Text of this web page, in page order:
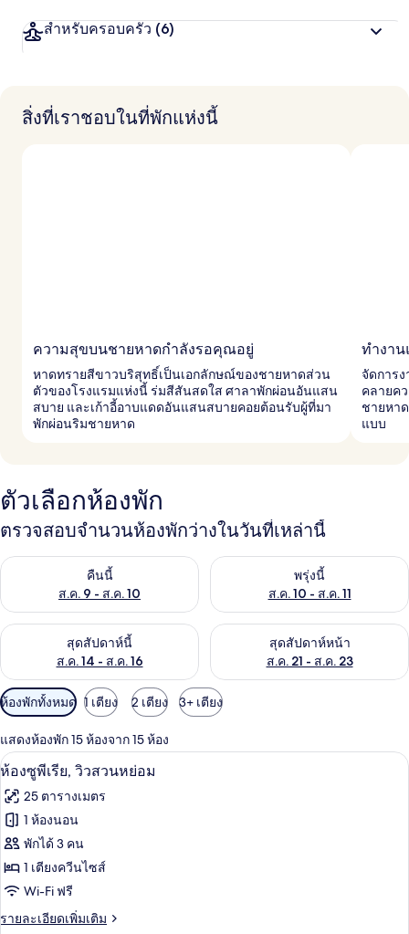
า
ง
สำหรับครอบครัว (6)
สิ่งที่เราชอบในที่พักแห่งนี้
ความสุขบนชายหาดกำลังรอคุณอยู่
หาดทรายสีขาวบริสุทธิ์เป็นเอกลักษณ์ของชายหาดส่วน
ตัวของโรงแรมแห่งนี้ ร่มสีสันสดใส ศาลาพักผ่อนอันแสน
สบาย และเก้าอี้อาบแดดอันแสนสบายคอยต้อนรับผู้ที่มา
พักผ่อนริมชายหาด
ทำงา
จัดการ
คลายค
ชายหา
แบบ
ตัวเลือกห้องพัก
ตรวจสอบจำนวนห้องพักว่างในวันที่เหล่านี้
คืนนี้
ส.ค. 9 - ส.ค. 10
ตรวจสอบจำนวนห้องพักว่างในคืนนี้ ส.ค. 9 - ส.ค. 10
พรุ่งนี้
ส.ค. 10 - ส.ค. 11
ตรวจสอบจำนวนห้องพักว่างใน
สุดสัปดาห์นี้
ส.ค. 14 - ส.ค. 16
ตรวจสอบจำนวนห้องพักว่างในสุดสัปดาห์นี้ ส.ค. 14 - ส.ค. 16
สุดสัปดาห์หน้า
ส.ค. 21 - ส.ค. 23
ตรวจสอบจำนวนห้องพักว่างใน
ตัว
กรอง
ที่
มี
ให้
สำหรับ
ห้อง
พัก
ห้องพักทั้งหมด 1 เตียง 2 เตียง 3+ เตียง
แสดงห้องพัก 15 ห้องจาก 15 ห้อง
เปิด
ภาพถ่าย
ทั้งหมด
ของ
ห้อง
ซู
พี
ห้องซูพีเรีย, วิวสวนหย่อม | ผ้าปูที่นอน
4
ห้องซูพีเรีย, วิวสวนหย่อม
25 ตารางเมตร
1 ห้องนอน
พักได้ 3 คน
1 เตียงควีนไซส์
Wi-Fi ฟรี
รายละเอียดเพิ่มเติม
ราย